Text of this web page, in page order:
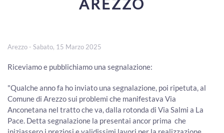
AREZZO
Arezzo - Sabato, 15 Marzo 2025
Riceviamo e pubblichiamo una segnalazione:
"Qualche anno fa ho inviato una segnalazione, poi ripetuta, al
Comune di Arezzo sui problemi che manifestava Via
Anconetana nel tratto che va, dalla rotonda di Via Salmi a La
Pace. Detta segnalazione la presentai ancor prima che